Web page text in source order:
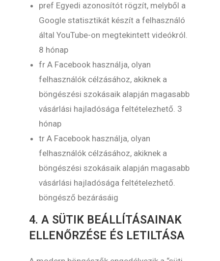
pref Egyedi azonosítót rögzít, melyből a
Google statisztikát készít a felhasználó
által YouTube-on megtekintett videókról.
8 hónap
fr A Facebook használja, olyan
felhasználók célzásához, akiknek a
böngészési szokásaik alapján magasabb
vásárlási hajladósága feltételezhető. 3
hónap
tr A Facebook használja, olyan
felhasználók célzásához, akiknek a
böngészési szokásaik alapján magasabb
vásárlási hajladósága feltételezhető.
böngésző bezárásáig
4. A SÜTIK BEÁLLÍTÁSAINAK
ELLENŐRZÉSE ÉS LETILTÁSA